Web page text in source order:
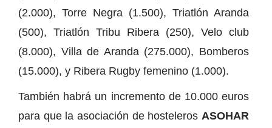
(2.000), Torre Negra (1.500), Triatlón Aranda
(500), Triatlón Tribu Ribera (250), Velo club
(8.000), Villa de Aranda (275.000), Bomberos
(15.000), y Ribera Rugby femenino (1.000).
También habrá un incremento de 10.000 euros
para que la asociación de hosteleros ASOHAR